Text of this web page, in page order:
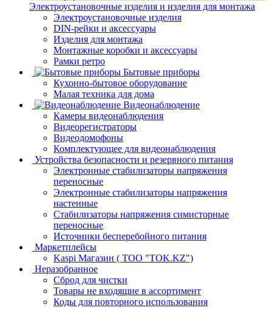
Электроустановочные изделия и изделия для монтажа
Электроустановочные изделия
DIN-рейки и аксессуары
Изделия для монтажа
Монтажные коробки и аксессуары
Рамки ретро
Бытовые приборы
Кухонно-бытовое оборудование
Малая техника для дома
Видеонаблюдение
Камеры видеонаблюдения
Видеорегистраторы
Видеодомофоны
Комплектующее для видеонаблюдения
Устройства безопасности и резервного питания
Электронные стабилизаторы напряжения
переносные
Электронные стабилизаторы напряжения
настенные
Стабилизаторы напряжения симисторные
переносные
Источники бесперебойного питания
Маркетплейсы
Kaspi Магазин ( ТОО "TOK.KZ")
Неразобранное
Сброд для чистки
Товары не входящие в ассортимент
Коды для повторного использования